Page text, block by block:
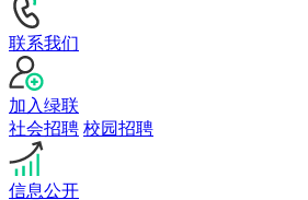
联系我们
加入绿联
社会招聘 校园招聘
信息公开